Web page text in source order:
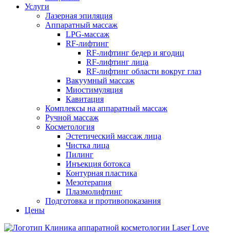
Услуги
Лазерная эпиляция
Аппаратный массаж
LPG-массаж
RF-лифтинг
RF-лифтинг бедер и ягодиц
RF-лифтинг лица
RF-лифтинг области вокруг глаз
Вакуумный массаж
Миостимуляция
Кавитация
Комплексы на аппаратный массаж
Ручной массаж
Косметология
Эстетический массаж лица
Чистка лица
Пилинг
Инъекция ботокса
Контурная пластика
Мезотерапия
Плазмолифтинг
Подготовка и противопоказания
Цены